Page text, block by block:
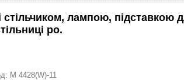
стільчиком, лампою, підставкою
ро.
M 4428(W)-11